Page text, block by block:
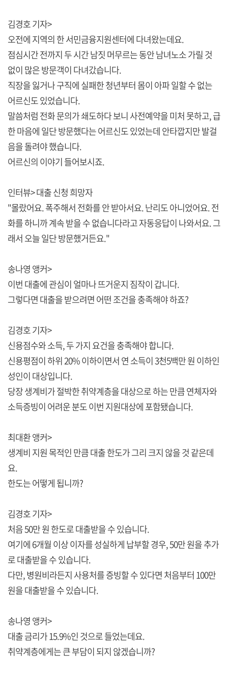
김경호 기자>
오전에 지역의 한 서민금융지원센터에 다녀왔는데요.
점심시간 전까지 두 시간 남짓 머무르는 동안 남녀노소 가릴 것
없이 많은 방문객이 다녀갔습니다.
직장을 잃거나 구직에 실패한 청년부터 몸이 아파 일할 수 없는
어르신도 있었습니다.
말씀처럼 전화 문의가 쇄도하다 보니 사전예약을 미처 못하고, 급
한 마음에 일단 방문했다는 어르신도 있었는데 안타깝지만 발걸
음을 돌려야 했습니다.
어르신의 이야기 들어보시죠.
인터뷰> 대출 신청 희망자
"몰랐어요. 폭주해서 전화를 안 받아서요. 난리도 아니었어요. 전
화를 하니까 계속 받을 수 없습니다라고 자동응답이 나와서요. 그
래서 오늘 일단 방문했거든요."
송나영 앵커>
이번 대출에 관심이 얼마나 뜨거운지 짐작이 갑니다.
그렇다면 대출을 받으려면 어떤 조건을 충족해야 하죠?
김경호 기자>
신용점수와 소득, 두 가지 요건을 충족해야 합니다.
신용평점이 하위 20% 이하이면서 연 소득이 3천5백만 원 이하인
성인이 대상입니다.
당장 생계비가 절박한 취약계층을 대상으로 하는 만큼 연체자와
소득증빙이 어려운 분도 이번 지원대상에 포함됐습니다.
최대환 앵커>
생계비 지원 목적인 만큼 대출 한도가 그리 크지 않을 것 같은데
요.
한도는 어떻게 됩니까?
김경호 기자>
처음 50만 원 한도로 대출받을 수 있습니다.
여기에 6개월 이상 이자를 성실하게 납부할 경우, 50만 원을 추가
로 대출받을 수 있습니다.
다만, 병원비라든지 사용처를 증빙할 수 있다면 처음부터 100만
원을 대출받을 수 있습니다.
송나영 앵커>
대출 금리가 15.9%인 것으로 들었는데요.
취약계층에게는 큰 부담이 되지 않겠습니까?